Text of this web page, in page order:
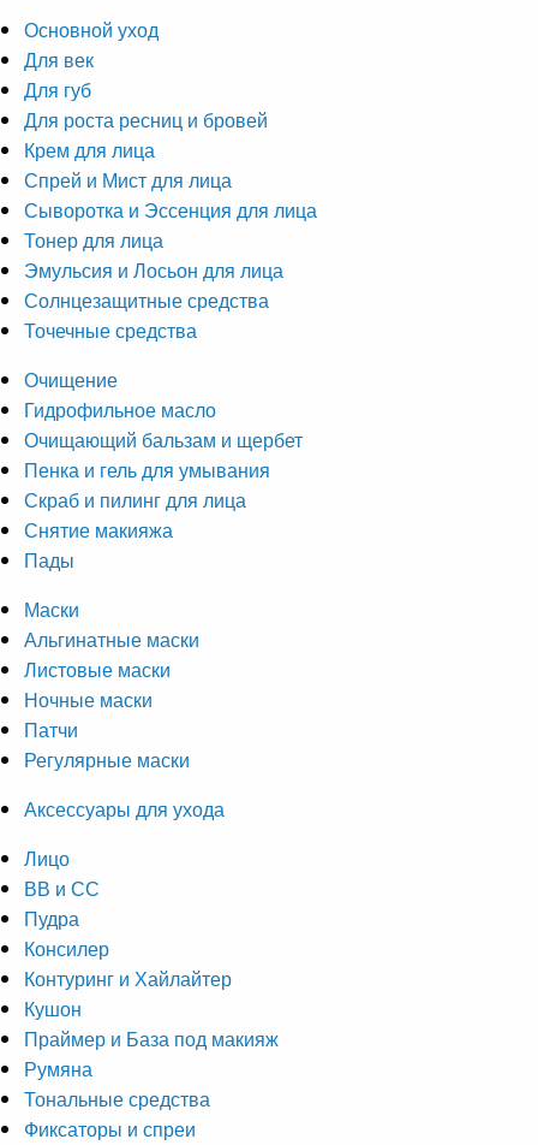
Основной уход
Для век
Для губ
Для роста ресниц и бровей
Крем для лица
Спрей и Мист для лица
Сыворотка и Эссенция для лица
Тонер для лица
Эмульсия и Лосьон для лица
Солнцезащитные средства
Точечные средства
Очищение
Гидрофильное масло
Очищающий бальзам и щербет
Пенка и гель для умывания
Скраб и пилинг для лица
Снятие макияжа
Пады
Маски
Альгинатные маски
Листовые маски
Ночные маски
Патчи
Регулярные маски
Аксессуары для ухода
Лицо
ВВ и СС
Пудра
Консилер
Контуринг и Хайлайтер
Кушон
Праймер и База под макияж
Румяна
Тональные средства
Фиксаторы и спреи